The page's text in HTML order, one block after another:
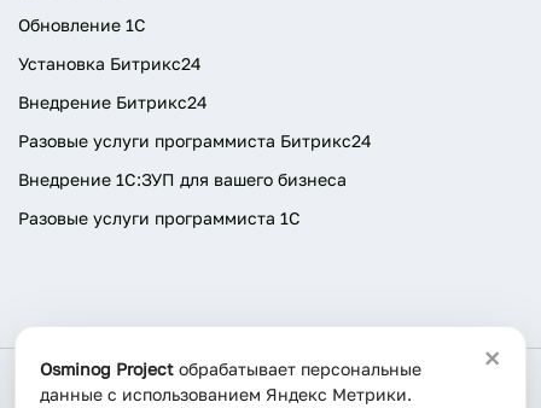
Обновление 1С
Установка Битрикс24
Внедрение Битрикс24
Разовые услуги программиста Битрикс24
Внедрение 1С:ЗУП для вашего бизнеса
Разовые услуги программиста 1C
© 2026 OSMINOG. Все права защищены.
×
Osminog Project обрабатывает персональные
данные с использованием Яндекс Метрики.